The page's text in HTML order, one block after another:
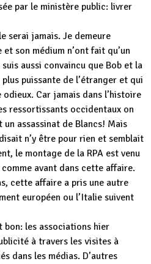
par le ministère public: livrer
serai jamais. Je demeure
son médium n’ont fait qu’un
aussi convaincu que Bob et la
puissante de l’étranger et qui
Car jamais dans l’histoire
ressortissants occidentaux on
assassinat de Blancs! Mais
n’y être pour rien et semblait
le montage de la RPA est venu
avant dans cette affaire.
cette affaire a pris une autre
européen ou l’Italie suivent
bon: les associations hier
à travers les visites à
dans les médias. D’autres